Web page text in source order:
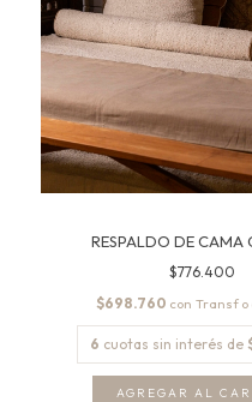
RESPALDO DE CAMA
$776.400
$698.760 con
6 cuotas sin interés de
AGREGAR AL